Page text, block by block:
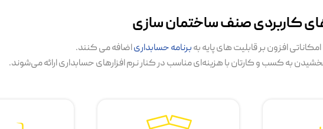
کاربردی صنف ساختمان سازی
افزون بر قابلیت های پایه بهبرنامه حسابداریاضافه می کنند.
به کسب و کارتان با هزینه‌ای مناسب در کنار نرم افزارهای حسابداری ارائه می‌شوند.